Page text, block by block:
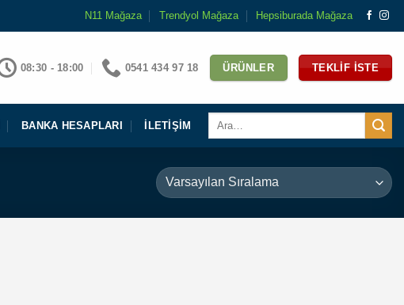
N11 Mağaza Trendyol Mağaza Hepsiburada Mağaza
08:30 - 18:00 0541 434 97 18 ÜRÜNLER TEKLIF İSTE
BANKA HESAPLARI İLETIŞIM
Ara: